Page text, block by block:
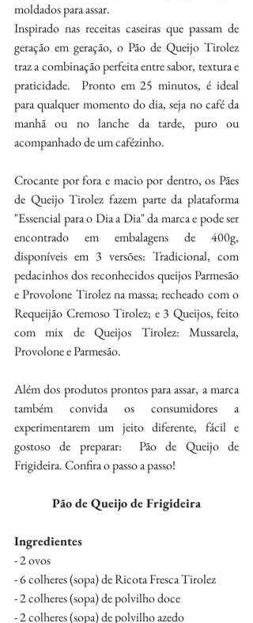
moldados para assar.
Inspirado nas receitas caseiras que passam de
geração em geração, o Pão de Queijo Tirolez
traz a combinação perfeita entre sabor, textura e
praticidade.  Pronto em 25 minutos, é ideal
para qualquer momento do dia, seja no café da
manhã ou no lanche da tarde, puro ou
acompanhado de um cafézinho.
Crocante por fora e macio por dentro, os Pães
de Queijo Tirolez fazem parte da plataforma
"Essencial para o Dia a Dia" da marca e pode ser
encontrado em embalagens de 400g,
disponíveis em 3 versões: Tradicional, com
pedacinhos dos reconhecidos queijos Parmesão
e Provolone Tirolez na massa; recheado com o
Requeijão Cremoso Tirolez; e 3 Queijos, feito
com mix de Queijos Tirolez: Mussarela,
Provolone e Parmesão.
Além dos produtos prontos para assar, a marca
também convida os consumidores a
experimentarem um jeito diferente, fácil e
gostoso de preparar:  Pão de Queijo de
Frigideira. Confira o passo a passo!
Pão de Queijo de Frigideira
Ingredientes
- 2 ovos
- 6 colheres (sopa) de Ricota Fresca Tirolez
- 2 colheres (sopa) de polvilho doce
- 2 colheres (sopa) de polvilho azedo